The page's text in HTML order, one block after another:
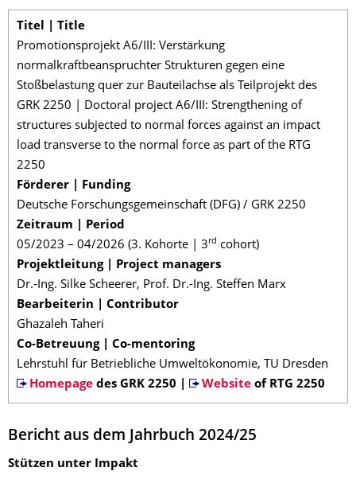
Titel | Title
Promotionsprojekt A6/III: Verstärkung
normalkraftbeanspruchter Strukturen gegen eine
Stoßbelastung quer zur Bauteilachse als Teilprojekt des
GRK 2250 | Doctoral project A6/III: Strengthening of
structures subjected to normal forces against an impact
load transverse to the normal force as part of the RTG
2250
Förderer | Funding
Deutsche Forschungsgemeinschaft (DFG) / GRK 2250
Zeitraum | Period
05/2023 – 04/2026 (3. Kohorte | 3rd cohort)
Projektleitung | Project managers
Dr.-Ing. Silke Scheerer, Prof. Dr.-Ing. Steffen Marx
Bearbeiterin | Contributor
Ghazaleh Taheri
Co-Betreuung | Co-mentoring
Lehrstuhl für Betriebliche Umweltökonomie, TU Dresden
Homepage des GRK 2250 | Website of RTG 2250
Bericht aus dem Jahrbuch 2024/25
Stützen unter Impakt